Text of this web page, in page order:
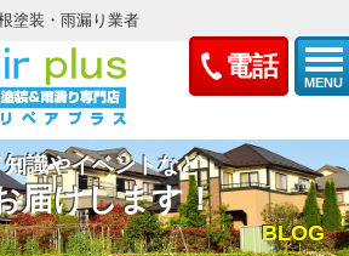
電話
MENU
塗装・雨漏り業者
識やイベントなど
届けします！
BLOG